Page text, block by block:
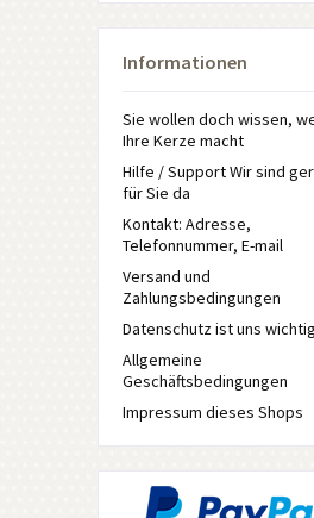
Informationen
Sie wollen doch wissen,
Ihre Kerze macht
Hilfe / Support Wir sind
für Sie da
Kontakt: Adresse,
Telefonnummer, E-mail
Versand und
Zahlungsbedingungen
Datenschutz ist uns wichtig
Allgemeine
Geschäftsbedingungen
Impressum dieses Shops